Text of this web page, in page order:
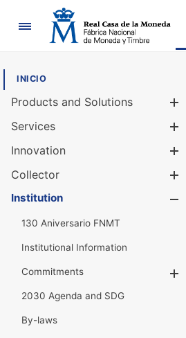
Navigation
INICIO
Products and Solutions
Services
Innovation
Collector
Institution
130 Aniversario FNMT
Institutional Information
Commitments
2030 Agenda and SDG
By-laws